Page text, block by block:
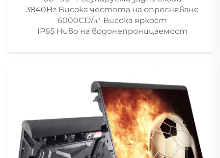
3840Hz Висока честота на опресняване
6000CD/㎡ Висока яркост
IP65 Ниво на водонепроницаемост